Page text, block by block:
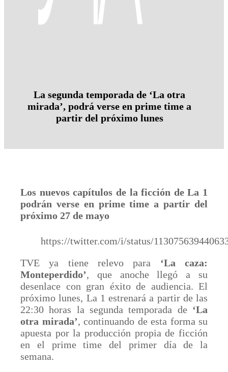
La segunda temporada de ‘La otra
mirada’, podrá verse en prime time a
partir del próximo lunes
Los nuevos capítulos de la ficción de La 1
podrán verse en prime time a partir del
próximo 27 de mayo
https://twitter.com/i/status/
TVE ya tiene relevo para ‘La caza:
Monteperdido’, que anoche llegó a su
desenlace con gran éxito de audiencia. El
próximo lunes, La 1 estrenará a partir de las
22:30 horas la segunda temporada de ‘La
otra mirada’, continuando de esta forma su
apuesta por la producción propia de ficción
en el prime time del primer día de la
semana.